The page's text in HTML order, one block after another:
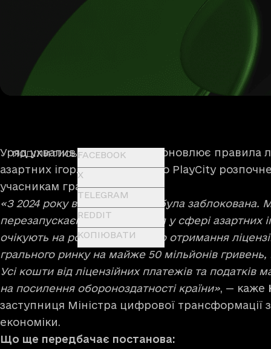
ПОДІЛИТИСЬFACEBOOK
X
TELEGRAM
REDDIT
КОПІЮВАТИ
Уряд ухвалив постанову, що оновлює правила
азартних ігор. Держагентство PlayCity
учасникам грального ринку.
«З 2024 року видача ліцензій була заблокована.
перезапускаємо ліцензування у сфері азартних
очікують на розгляд заяви про отримання
грального ринку на майже 50 мільйонів гривень,
Усі кошти від ліцензійних платежів та податків
на посилення обороноздатності країни», — каже
заступниця Міністра цифрової трансформації
економіки.
Що ще передбачає постанова: